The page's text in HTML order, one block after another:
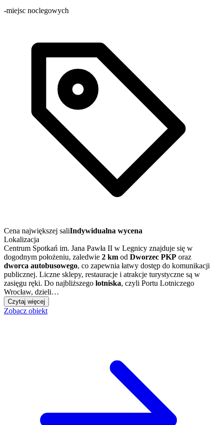
-miejsc noclegowych
Cena największej saliIndywidualna wycena
Lokalizacja
Centrum Spotkań im. Jana Pawła II w Legnicy znajduje się w
dogodnym położeniu, zaledwie 2 km od Dworzec PKP oraz
dworca autobusowego, co zapewnia łatwy dostęp do komunikacji
publicznej. Liczne sklepy, restauracje i atrakcje turystyczne są w
zasięgu ręki. Do najbliższego lotniska, czyli Portu Lotniczego
Wrocław, dzieli…
Czytaj więcej
Zobacz obiekt